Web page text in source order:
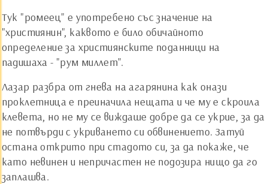
Тук "ромеец" е употребено със значение на
"християнин", каквото е било обичайното
определение за християнските поданници на
падишаха - "рум миллет".
Лазар разбра от гнева на агарянина как онази
проклетница е преиначила нещата и че му е скроила
клевета, но не му се виждаше добре да се укрие, за да
не потвърди с укриването си обвинението. Затуй
остана открито при стадото си, за да покаже, че
като невинен и непричастен не подозира нищо да го
заплашва.